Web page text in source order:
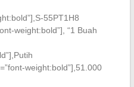
55PT1H8
weight:bold”], “1 Buah
weight:bold”],51.000